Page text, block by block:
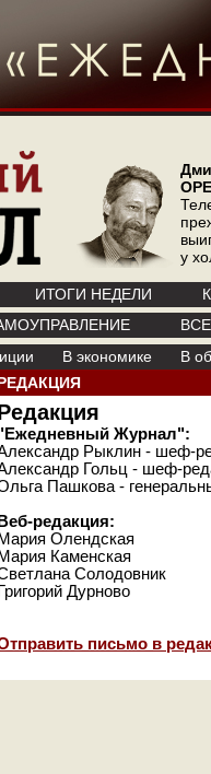
у
ИТОГИ НЕДЕЛИ
В экономике
В
Журнал":
Рыклин - шеф-
Гольц - шеф-
Пашкова -
Веб-редакция:
Мария Олендская
Мария Каменская
Солодовник
Григорий Дурново
письмо в